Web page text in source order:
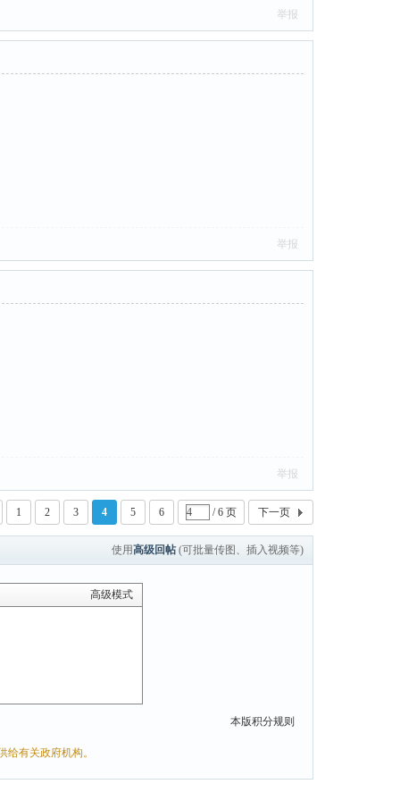
举报
举报
举报
1 2 3 4 5 6 / 6 页 下一页
使用高级回帖 (可批量传图、插入视频等)
高级模式
本版积分规则
有关政府机构。